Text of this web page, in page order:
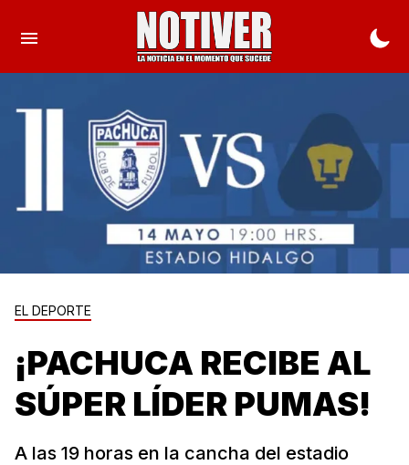
EL DEPORTE
¡PACHUCA RECIBE AL
SÚPER LÍDER PUMAS!
A las 19 horas en la cancha del estadio